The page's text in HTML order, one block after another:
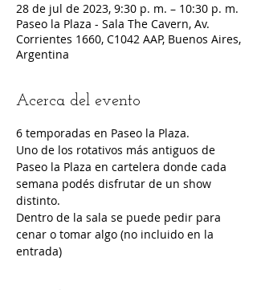
28 de jul de 2023, 9:30 p. m. – 10:30 p. m.
Paseo la Plaza - Sala The Cavern, Av.
Corrientes 1660, C1042 AAP, Buenos Aires,
Argentina
Acerca del evento
6 temporadas en Paseo la Plaza.
Uno de los rotativos más antiguos de
Paseo la Plaza en cartelera donde cada
semana podés disfrutar de un show
distinto.
Dentro de la sala se puede pedir para
cenar o tomar algo (no incluido en la
entrada)